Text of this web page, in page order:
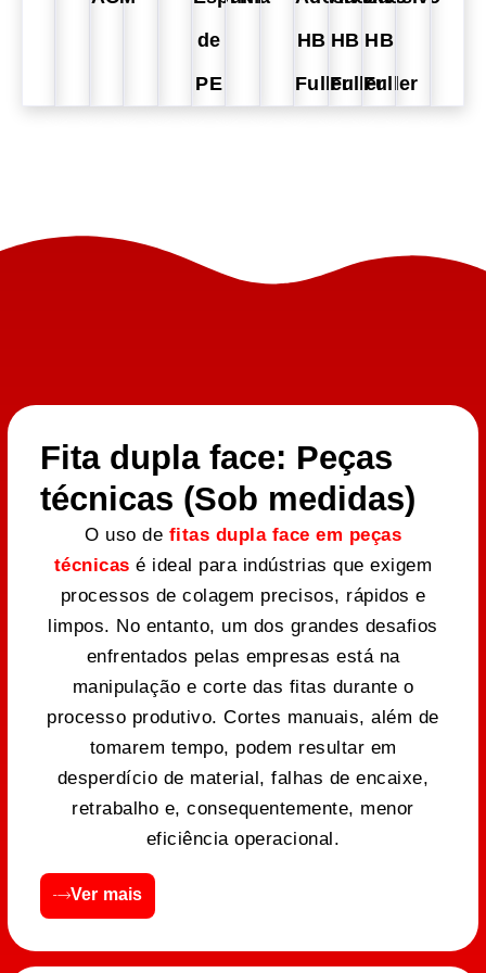
de
PE
HB
Fuller
HB
Fuller
HB
Fuller
Fita dupla face: Peças
técnicas (Sob medidas)
O uso de fitas dupla face em peças
técnicas é ideal para indústrias que exigem
processos de colagem precisos, rápidos e
limpos. No entanto, um dos grandes desafios
enfrentados pelas empresas está na
manipulação e corte das fitas durante o
processo produtivo. Cortes manuais, além de
tomarem tempo, podem resultar em
desperdício de material, falhas de encaixe,
retrabalho e, consequentemente, menor
eficiência operacional.
Ver mais